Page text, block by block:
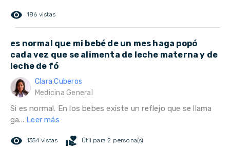
remove_red_eye 186 vistas
es normal que mi bebé de un mes haga popó
cada vez que se alimenta de leche materna y de
leche de fó
Clara Cuberos
Medicina General
Si es normal. En los bebes existe un reflejo que se llama
ga... Leer más
remove_red_eye 1354 vistas volunteer_activism Útil para 2 persona(s)